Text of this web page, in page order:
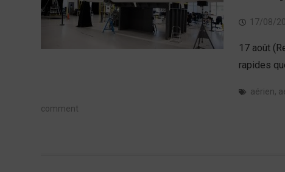
17/08/
17 août
rapides
aérien,
comment